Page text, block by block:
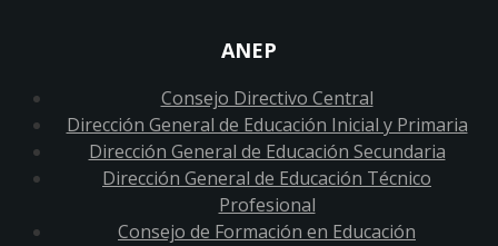
ANEP
Consejo Directivo Central
Dirección General de Educación Inicial y Primaria
Dirección General de Educación Secundaria
Dirección General de Educación Técnico
Profesional
Consejo de Formación en Educación